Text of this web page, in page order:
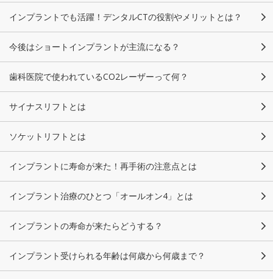
インプラントでも活躍！デンタルCTの役割やメリットとは？
今後はショートインプラントが主流になる？
歯科医院で使われているCO2レーザーって何？
サイナスリフトとは
ソケットリフトとは
インプラントに寿命が来た！再手術の注意点とは
インプラント治療のひとつ「オールオン4」とは
インプラントの寿命が来たらどうする？
インプラント受けられる年齢は何歳から何歳まで？